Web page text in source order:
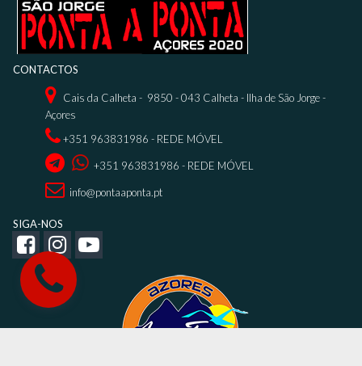
CONTACTOS
 Cais da Calheta - 9850 - 043 Calheta - Ilha de São Jorge -
Açores
+351 963831986 - REDE MÓVEL
  +351 963831986 - REDE MÓVEL
 info@pontaaponta.pt
SIGA-NOS
  